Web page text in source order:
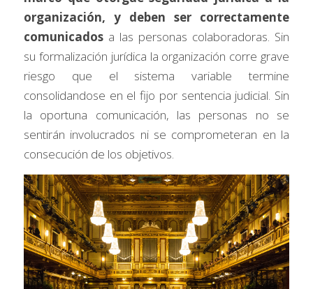
organización, y deben ser correctamente
comunicados a las personas colaboradoras. Sin
su formalización jurídica la organización corre grave
riesgo que el sistema variable termine
consolidandose en el fijo por sentencia judicial. Sin
la oportuna comunicación, las personas no se
sentirán involucrados ni se comprometeran en la
consecución de los objetivos.